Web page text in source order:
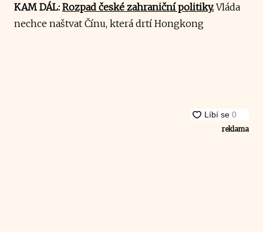
KAM DÁL: Rozpad české zahraniční politiky.Vláda
nechce naštvat Čínu, která drtí Hongkong
reklama